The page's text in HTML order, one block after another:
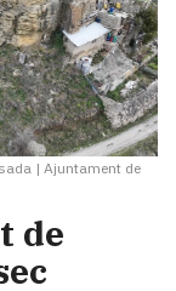
| Ajuntament de
de